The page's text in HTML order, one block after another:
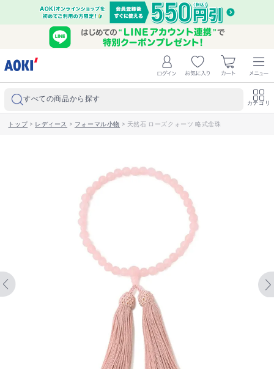
すべての商品から探す カテゴリ
トップ> レディース > フォーマル小物 > 天然石 ローズクォーツ 略式念珠